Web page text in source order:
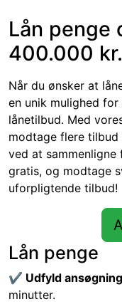
Lån penge
400.000 kr.
Når du ønsker at
en unik mulighed
lånetilbud. Med
modtage flere tilbud
ved at
gratis, og modtage
uforpligtende tilbud!
Lån penge
✔ Udfyld
minutter.